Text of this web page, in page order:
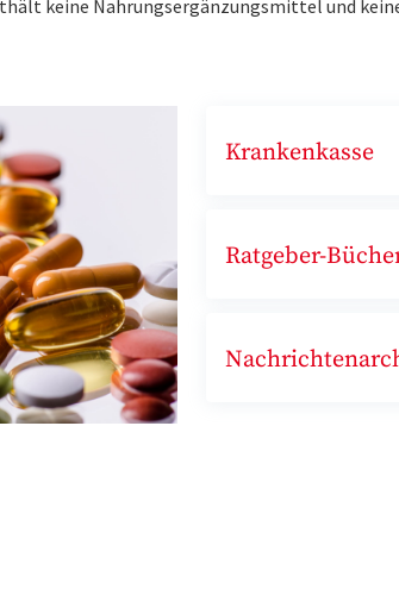
keine Nahrungsergänzungsmittel und
Krankenkasse
Ratgeber-